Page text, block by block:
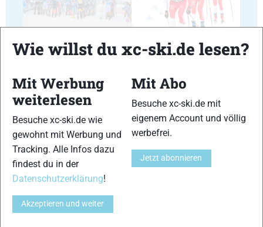
15 16
17
Wie willst du xc-ski.de lesen?
Mit Werbung
weiterlesen
Besuche xc-ski.de wie
gewohnt mit Werbung und
Tracking. Alle Infos dazu
findest du in der
Datenschutzerklärung!
Akzeptieren und weiter
Mit Abo
Besuche xc-ski.de mit
eigenem Account und völlig
werbefrei.
Jetzt abonnieren